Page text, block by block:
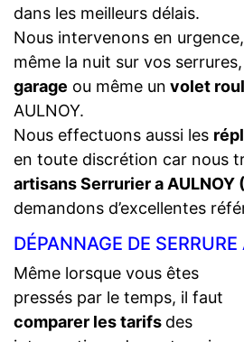
dans les meilleurs délais.
Nous intervenons en
même la nuit sur vos
garage ou même un volet
AULNOY.
Nous effectuons aussi les
en toute discrétion car nous
artisans Serrurier a AULNOY
demandons d’excellentes
DÉPANNAGE DE
Même lorsque vous êtes
pressés par le temps, il faut
comparer les tarifs des